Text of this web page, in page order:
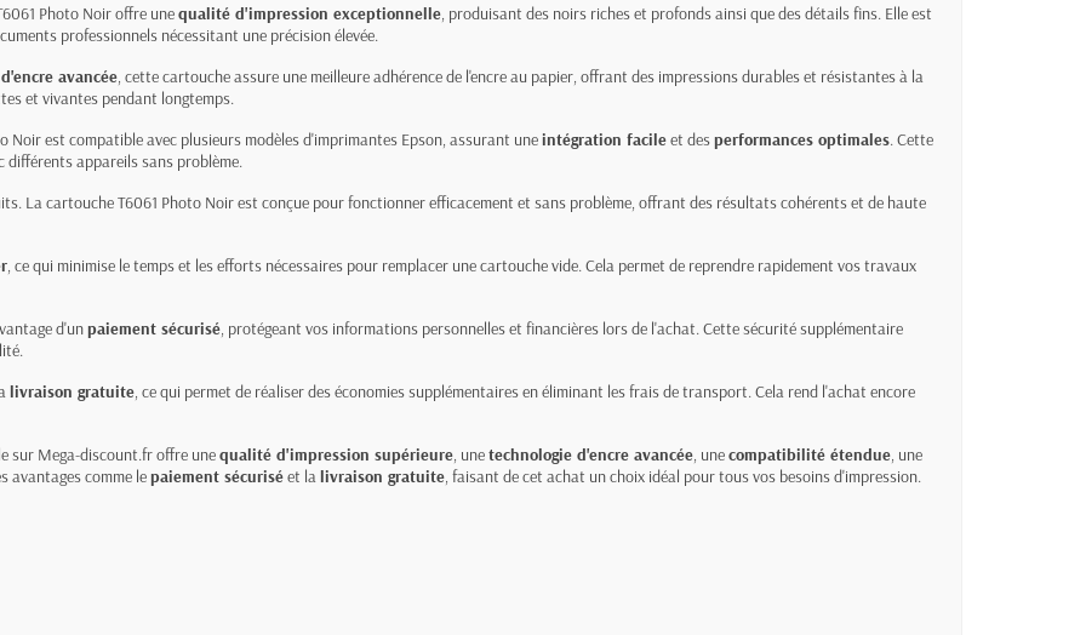
Photo Noir offre unequalité d'impression exceptionnelle, produisant des noirs riches et profonds ainsi que des détails fins. Elle est
professionnels nécessitant une précision élevée.
avancée, cette cartouche assure une meilleure adhérence de l'encre au papier, offrant des impressions durables et résistantes à la
et vivantes pendant longtemps.
Noir est compatible avec plusieurs modèles d'imprimantes Epson, assurant uneintégration facileet desperformances optimales. Cette
appareils sans problème.
La cartouche T6061 Photo Noir est conçue pour fonctionner efficacement et sans problème, offrant des résultats cohérents et de haute
, ce qui minimise le temps et les efforts nécessaires pour remplacer une cartouche vide. Cela permet de reprendre rapidement vos travaux
d'unpaiement sécurisé, protégeant vos informations personnelles et financières lors de l'achat. Cette sécurité supplémentaire
livraison gratuite, ce qui permet de réaliser des économies supplémentaires en éliminant les frais de transport. Cela rend l'achat encore
sur Mega-discount.fr offre unequalité d'impression supérieure, unetechnologie d'encre avancée, unecompatibilité étendue, une
avantages comme lepaiement sécuriséet lalivraison gratuite, faisant de cet achat un choix idéal pour tous vos besoins d'impression.